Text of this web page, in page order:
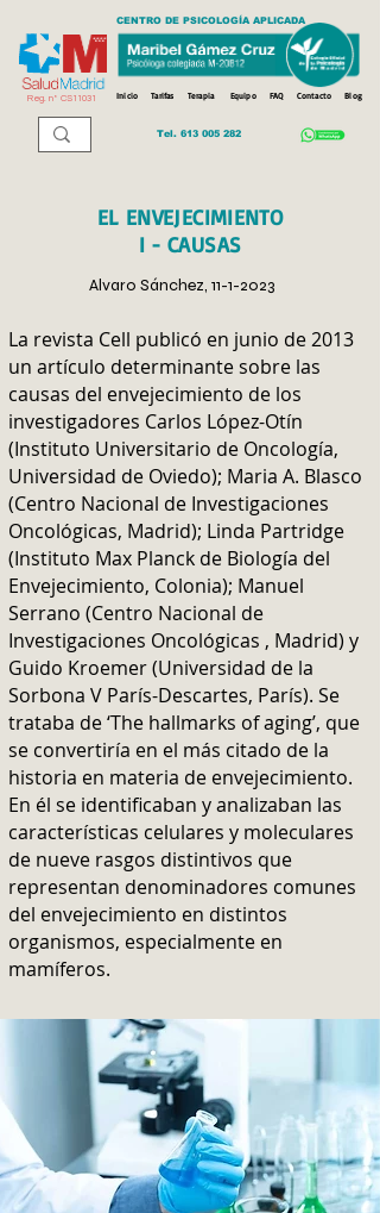
Reg. nº CS11031
CENTRO DE PSICOLOGÍA APLICADA
Inicio Tarifas Terapia Equipo FAQ Contacto Blog
Tel. 613 005 282
EL ENVEJECIMIENTO
I - CAUSAS
Alvaro Sánchez, 11-1-2023
La revista Cell publicó en junio de 2013
un artículo determinante sobre las
causas del envejecimiento de los
investigadores Carlos López-Otín
(Instituto Universitario de Oncología,
Universidad de Oviedo); Maria A. Blasco
(Centro Nacional de Investigaciones
Oncológicas, Madrid); Linda Partridge
(Instituto Max Planck de Biología del
Envejecimiento, Colonia); Manuel
Serrano (Centro Nacional de
Investigaciones Oncológicas , Madrid) y
Guido Kroemer (Universidad de la
Sorbona V París-Descartes, París). Se
trataba de ‘The hallmarks of aging’, que
se convertiría en el más citado de la
historia en materia de envejecimiento.
En él se identificaban y analizaban las
características celulares y moleculares
de nueve rasgos distintivos que
representan denominadores comunes
del envejecimiento en distintos
organismos, especialmente en
mamíferos.